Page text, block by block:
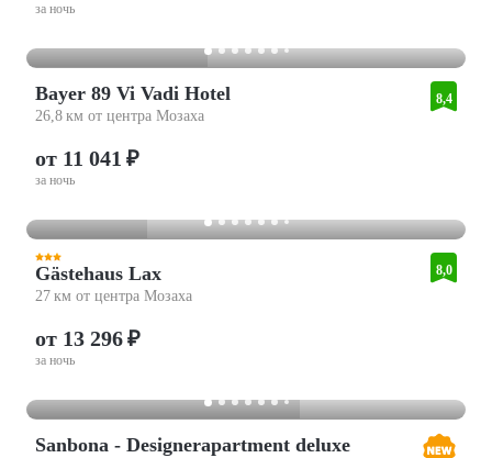
за ночь
Bayer 89 Vi Vadi Hotel
26,8 км от центра Мозаха
8,4
от 11 041 ₽
за ночь
Gästehaus Lax
27 км от центра Мозаха
8,0
от 13 296 ₽
за ночь
Sanbona - Designerapartment deluxe